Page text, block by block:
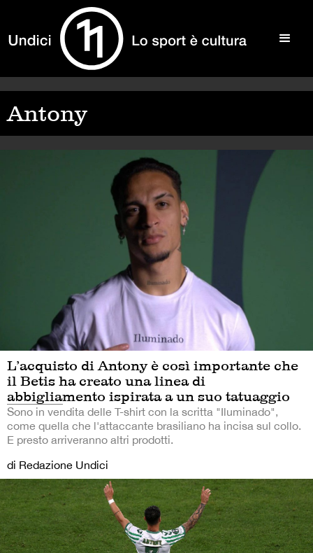
Antony
L’acquisto di Antony è così importante che
il Betis ha creato una linea di
abbigliamento ispirata a un suo tatuaggio
Sono in vendita delle T-shirt con la scritta "Iluminado",
come quella che l'attaccante brasiliano ha incisa sul collo.
E presto arriveranno altri prodotti.
di Redazione Undici